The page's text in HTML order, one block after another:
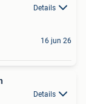
Details
16 jun 26
Details